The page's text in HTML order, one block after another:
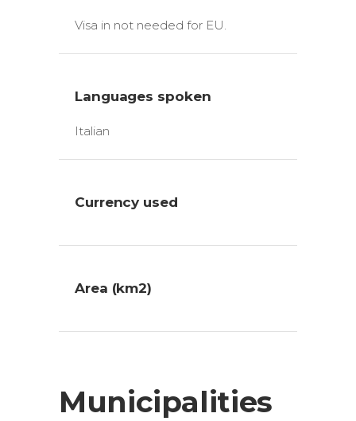
Visa in not needed for EU.
Languages spoken
Italian
Currency used
Area (km2)
Municipalities